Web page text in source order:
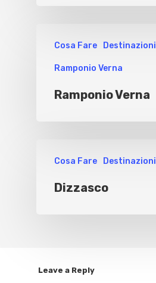
Cosa Fare Destinazioni
Ramponio Verna
Ramponio Verna
Cosa Fare Destinazioni
Dizzasco
Leave a Reply